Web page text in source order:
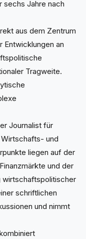
sechs Jahre nach
aus dem Zentrum
Entwicklungen an
Tragweite.
Journalist für
und
liegen auf der
und der
wirtschaftspolitischer
schriftlichen
und nimmt